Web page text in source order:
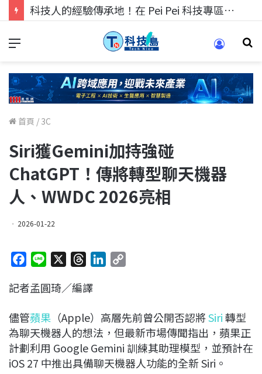
科技人的經驗傳承地！在 Pei Pei 科技專區，與學弟妹交流最硬核的技術
首頁 / 3C
Siri獲Gemini加持強碰
ChatGPT！傳將轉型聊天機器
人、WWDC 2026亮相
2026-01-22
c
b
o
o
k
n
r
a
d
s
e
d
I
n
L
i
n
k
記者孟圓琦／編譯
儘管蘋果 （Apple）高層先前曾公開否認將Siri轉型
為聊天機器人的想法，但最新市場傳聞指出，蘋果正
計劃利用 Google Gemini 訓練其助理模型，並預計在
iOS 27 中推出具備聊天機器人功能的全新 Siri。